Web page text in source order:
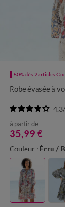
-50% dès 2 articles
Robe évasée à
4.3/
à partir de
35,99 €
Couleur : Écru /